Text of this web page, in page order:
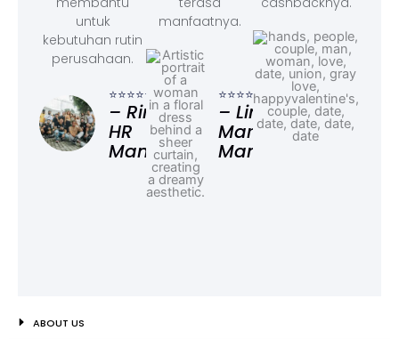
untuk
kebutuhan rutin
perusahaan.
⭐⭐⭐⭐⭐
– Rina,
HR
Manager
manfaatnya.
⭐⭐⭐⭐⭐
– Linda,
Marketing
Manager
ABOUT US